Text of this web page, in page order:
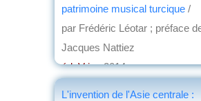
patrimoine musical turcique /
par Frédéric Léotar ; préface
Jacques Nattiez
éd. Vrin, 2014
L'invention de l'Asie centrale :